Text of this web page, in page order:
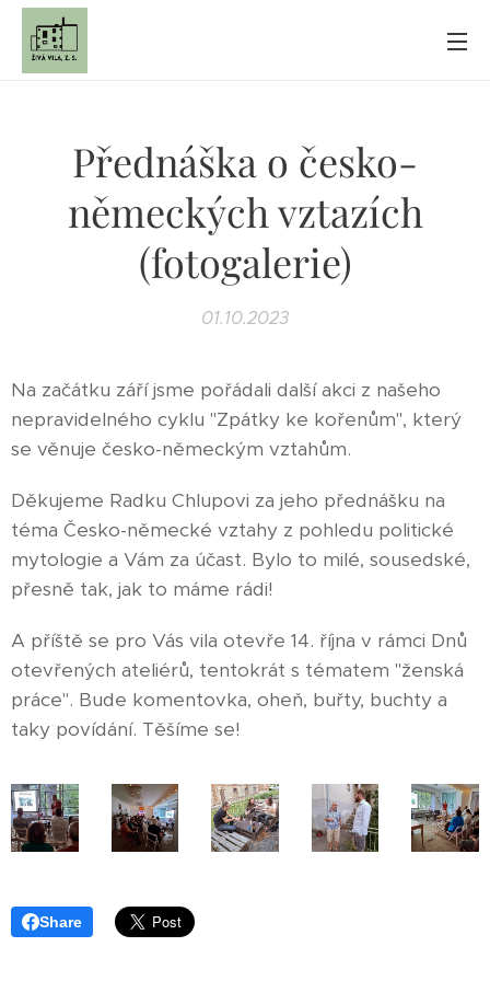
Přednáška o česko-
německých vztazích
(fotogalerie)
01.10.2023
Na začátku září jsme pořádali další akci z našeho
nepravidelného cyklu "Zpátky ke kořenům", který
se věnuje česko-německým vztahům.
Děkujeme Radku Chlupovi za jeho přednášku na
téma Česko-německé vztahy z pohledu politické
mytologie a Vám za účast. Bylo to milé, sousedské,
přesně tak, jak to máme rádi!
A příště se pro Vás vila otevře 14. října v rámci Dnů
otevřených ateliérů, tentokrát s tématem "ženská
práce". Bude komentovka, oheň, buřty, buchty a
taky povídání. Těšíme se!
Share